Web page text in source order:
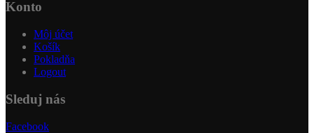
Konto
Môj účet
Košík
Pokladňa
Logout
Sleduj nás
Facebook